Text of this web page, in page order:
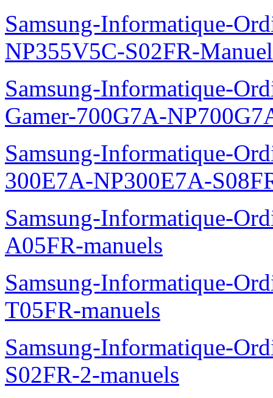
Samsung-Informatique-
NP355V5C-S02FR-
Samsung-Informatique-
Gamer-700G7A-
Samsung-Informatique-
300E7A-NP300E7A-
Samsung-Informatique-
A05FR-manuels
Samsung-Informatique-
T05FR-manuels
Samsung-Informatique-
S02FR-2-manuels